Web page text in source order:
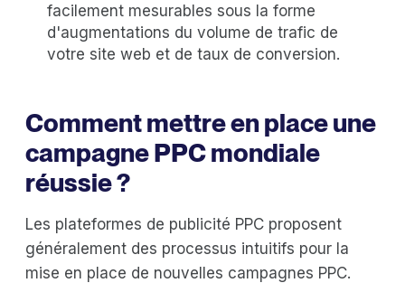
facilement mesurables sous la forme
d'augmentations du volume de trafic de
votre site web et de taux de conversion.
Comment mettre en place une
campagne PPC mondiale
réussie ?
Les plateformes de publicité PPC proposent
généralement des processus intuitifs pour la
mise en place de nouvelles campagnes PPC.